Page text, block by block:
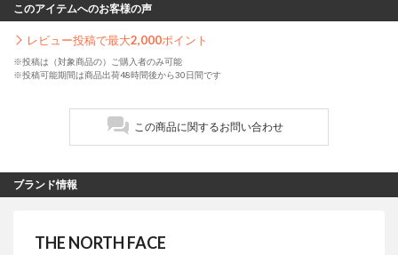
このアイテムへのお客様の声
レビュー投稿で最大2,000ポイント
※投稿は（対象商品の）ご購入者のみ可能
※投稿可能期間は商品出荷48時間後から30日間です
この商品に関するお問い合わせ
ブランド情報
THE NORTH FACE